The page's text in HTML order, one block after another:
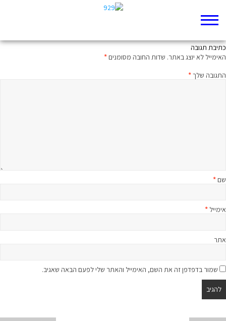
כתיבת תגובה
האימייל לא יוצג באתר. שדות החובה מסומנים*
התגובה שלך*
שם*
אימייל *
אתר
שמור בדפדפן זה את השם, האימייל והאתר שלי לפעם הבאה שאגיב.